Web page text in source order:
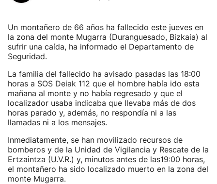
Un montañero de 66 años ha fallecido este jueves en
la zona del monte Mugarra (Duranguesado, Bizkaia) al
sufrir una caída, ha informado el Departamento de
Seguridad.
La familia del fallecido ha avisado pasadas las 18:00
horas a SOS Deiak 112 que el hombre había ido esta
mañana al monte y no había regresado y que el
localizador usaba indicaba que llevaba más de dos
horas parado y, además, no respondía ni a las
llamadas ni a los mensajes.
Inmediatamente, se han movilizado recursos de
bomberos y de la Unidad de Vigilancia y Rescate de la
Ertzaintza (U.V.R.) y, minutos antes de las19:00 horas,
el montañero ha sido localizado muerto en la zona del
monte Mugarra.